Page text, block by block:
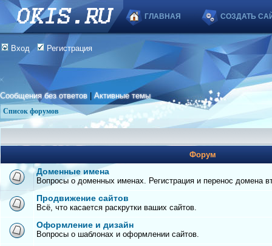
ГЛАВНАЯ СОЗДАТЬ
Вход Регистрация
Сообщения без ответов |Активные темы
Список форумов
Форум
Доменные имена
Вопросы о доменных именах. Регистрация и перенос домена
Продвижение сайтов
Всё, что касается раскрутки ваших сайтов.
Оформление и дизайн
Вопросы о шаблонах и оформлении сайтов.